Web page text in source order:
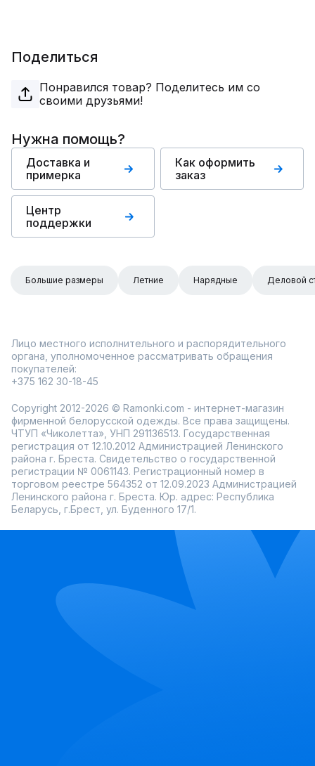
Поделиться
Понравился товар? Поделитесь им со
своими друзьями!
Нужна помощь?
Доставка и
примерка
Как оформить
заказ
Центр
поддержки
Большие размеры Летние Нарядные Деловой
Лицо местного исполнительного и распорядительного
органа, уполномоченное рассматривать обращения
покупателей:
+375 162 30-18-45
Copyright 2012-2026 © Ramonki.com - интернет-магазин
фирменной белорусской одежды. Все права защищены.
ЧТУП «Чиколетта», УНП 291136513. Государственная
регистрация от 12.10.2012 Администрацией Ленинского
района г. Бреста. Свидетельство о государственной
регистрации № 0061143. Регистрационный номер в
торговом реестре 564352 от 12.09.2023 Администрацией
Ленинского района г. Бреста. Юр. адрес: Республика
Беларусь, г.Брест, ул. Буденного 17/1.